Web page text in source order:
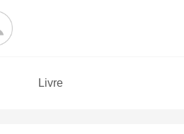
Livre